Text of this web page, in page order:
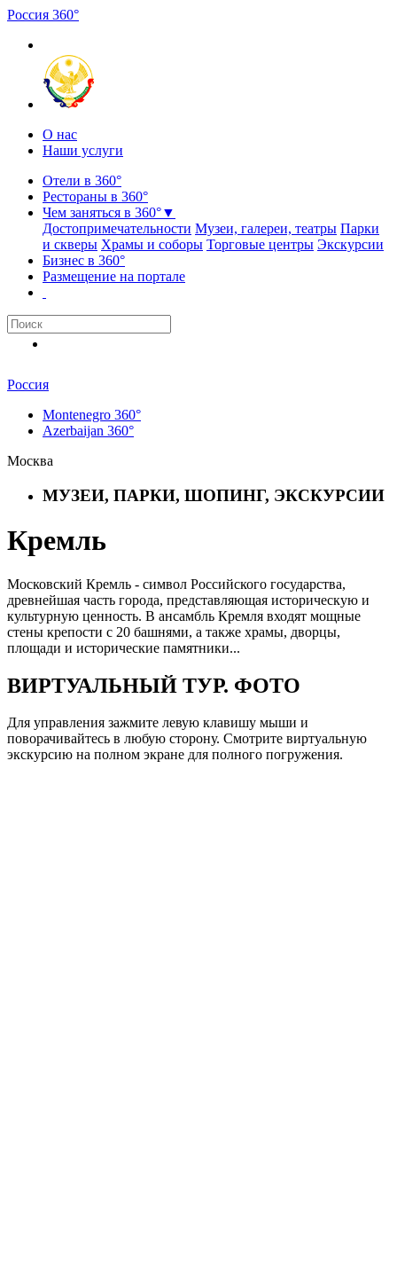
Россия 360°
О нас
Наши услуги
Отели в 360°
Рестораны в 360°
Чем заняться в 360°▼
Достопримечательности Музеи, галереи, театры Парки
и скверы Храмы и соборы Торговые центры Экскурсии
Бизнес в 360°
Размещение на портале
Россия
Montenegro 360°
Azerbaijan 360°
Москва
МУЗЕИ, ПАРКИ, ШОПИНГ, ЭКСКУРСИИ
Кремль
Московский Кремль - символ Российского государства,
древнейшая часть города, представляющая историческую и
культурную ценность. В ансамбль Кремля входят мощные
стены крепости с 20 башнями, а также храмы, дворцы,
площади и исторические памятники...
ВИРТУАЛЬНЫЙ ТУР. ФОТО
Для управления зажмите левую клавишу мыши и
поворачивайтесь в любую сторону. Смотрите виртуальную
экскурсию на полном экране для полного погружения.